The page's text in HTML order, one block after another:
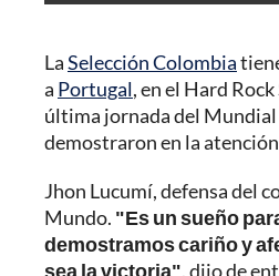
LaSelección Colombia
a Portugal, en el Hard
última jornada del Mundial
demostraron en la
Jhon Lucumí, defensa del
Mundo. "Es un sueño
demostramos cariño y
sea la victoria", dijo de